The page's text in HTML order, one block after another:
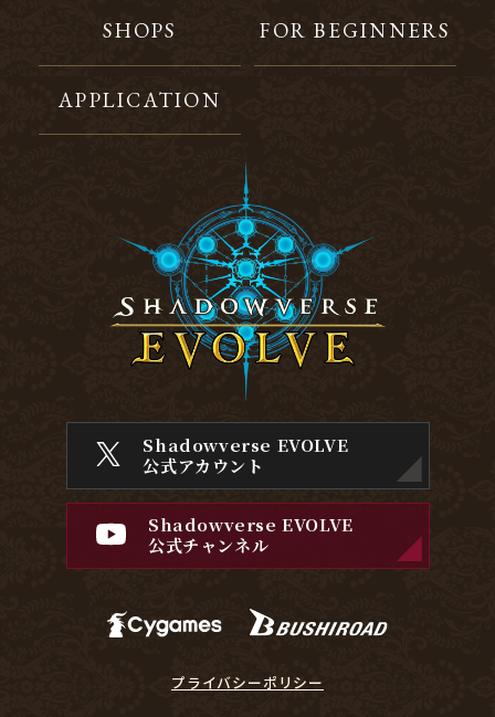
SHOPS FOR BEGINNERS
APPLICATION
Shadowverse EVOLVE
公式アカウント
Shadowverse EVOLVE
公式チャンネル
プライバシーポリシー